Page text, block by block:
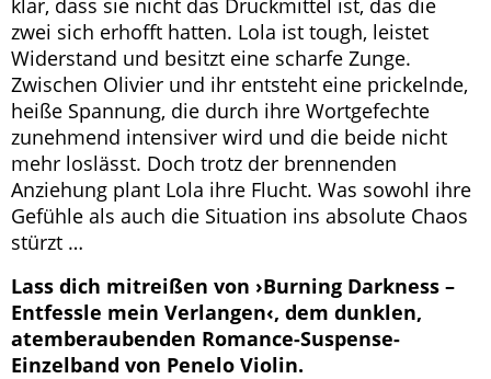
zwei sich erhofft hatten. Lola ist tough, leistet
Widerstand und besitzt eine scharfe Zunge.
Zwischen Olivier und ihr entsteht eine prickelnde,
heiße Spannung, die durch ihre Wortgefechte
zunehmend intensiver wird und die beide nicht
mehr loslässt. Doch trotz der brennenden
Anziehung plant Lola ihre Flucht. Was sowohl ihre
Gefühle als auch die Situation ins absolute Chaos
stürzt …
Lass dich mitreißen von ›Burning Darkness –
Entfessle mein Verlangen‹, dem dunklen,
atemberaubenden Romance-Suspense-
Einzelband von Penelo Violin.